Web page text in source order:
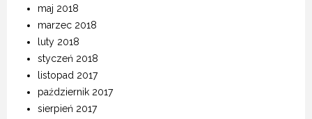
maj 2018
marzec 2018
luty 2018
styczeń 2018
listopad 2017
październik 2017
sierpień 2017